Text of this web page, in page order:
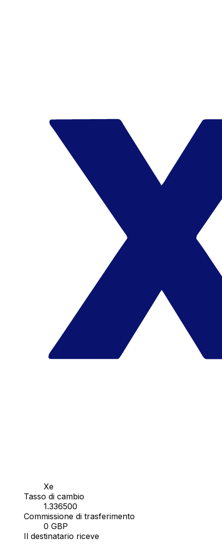
Xe
Tasso di cambio
1.336500
Commissione di trasferimento
0 GBP
Il destinatario riceve